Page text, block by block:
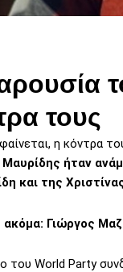
τους
η κόντρα
Μαυρίδης ήταν
και της
ακόμα: Γιώργος
του World Party